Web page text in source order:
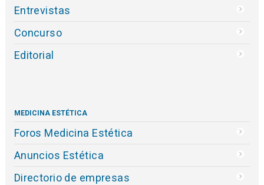
Entrevistas
Concurso
Editorial
MEDICINA ESTÉTICA
Foros Medicina Estética
Anuncios Estética
Directorio de empresas